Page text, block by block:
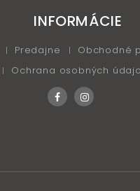
INFORMÁCIE
Predajne
Obchodné
Ochrana osobných